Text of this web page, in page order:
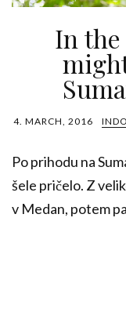
In
4. MARCH, 2016
Po prihodu na
šele pričelo. Z
v Medan, potem